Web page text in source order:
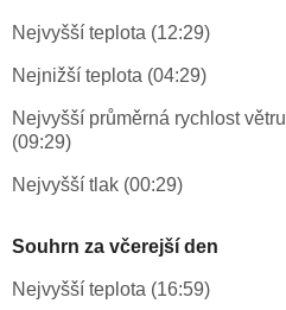
Nejvyšší teplota (12:29)
Nejnižší teplota (04:29)
Nejvyšší průměrná rychlost větru
(09:29)
Nejvyšší tlak (00:29)
Souhrn za včerejší den
Nejvyšší teplota (16:59)